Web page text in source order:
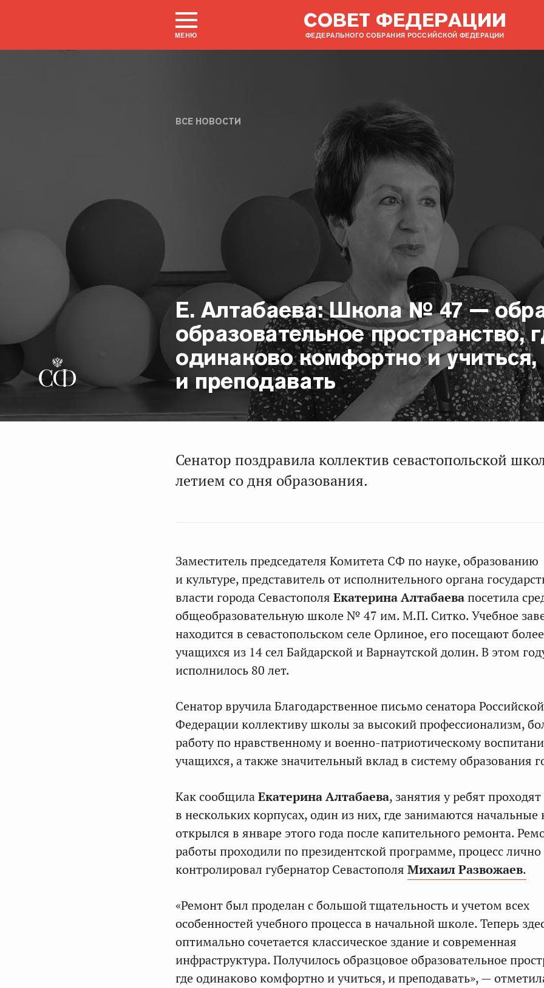
МЕНЮ
СОВЕТ ФЕДЕРАЦИИ
ФЕДЕРАЛЬНОГО СОБРАНИЯ РОССИЙСКОЙ ФЕДЕРАЦИИ
ВСЕ НОВОСТИ
Е. Алтабаева: Школа № 47 —
образовательное пространство,
одинаково комфортно и учиться,
и преподавать
Сенатор поздравила коллектив севастопольской
летием со дня образования.
Заместитель председателя Комитета СФ по науке, образованию
и культуре, представитель от исполнительного органа
власти города Севастополя Екатерина Алтабаевапосетила
общеобразовательную школе № 47 им. М.П. Ситко. Учебное
находится в севастопольском селе Орлиное, его посещают
учащихся из 14 сел Байдарской и Варнаутской долин. В этом
исполнилось 80 лет.
Сенатор вручила Благодарственное письмо сенатора Российской
Федерации коллективу школы за высокий профессионализм,
работу по нравственному и военно-патриотическому
учащихся, а также значительный вклад в систему образования
Как сообщилаЕкатерина Алтабаева, занятия у ребят проходят
в нескольких корпусах, один из них, где занимаются начальные
открылся в январе этого года после капительного ремонта.
работы проходили по президентской программе, процесс лично
контролировал губернатор Севастополя Михаил Развожаев.
«Ремонт был проделан с большой тщательность и учетом всех
особенностей учебного процесса в начальной школе. Теперь
оптимально сочетается классическое здание и современная
инфраструктура. Получилось образцовое образовательное
где одинаково комфортно и учиться, и преподавать», —